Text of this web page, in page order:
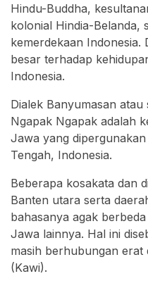
Hindu-Buddha,
kolonial Hindia-Belanda,
kemerdekaan Indonesia.
besar terhadap
Indonesia.
Dialek Banyumasan atau
Ngapak Ngapak adalah
Jawa yang
Tengah, Indonesia.
Beberapa kosakata dan
Banten utara serta
bahasanya agak
Jawa lainnya. Hal ini
masih berhubungan erat
(Kawi).